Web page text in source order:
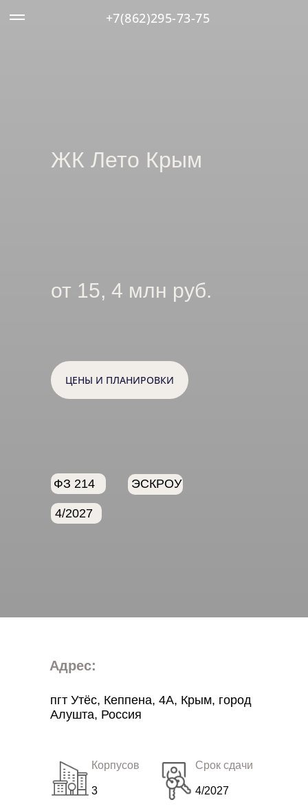
+7(862)295-73-75
ЖК Лето Крым
ЦЕНЫ И ПЛАНИРОВКИ
ФЗ 214 ЭСКРОУ
от 15, 4 млн руб.
4/2027
Адрес:
пгт Утёс, Кеппена, 4А, Крым, город
Алушта, Россия
Корпусов
3
Срок сдачи
4/2027